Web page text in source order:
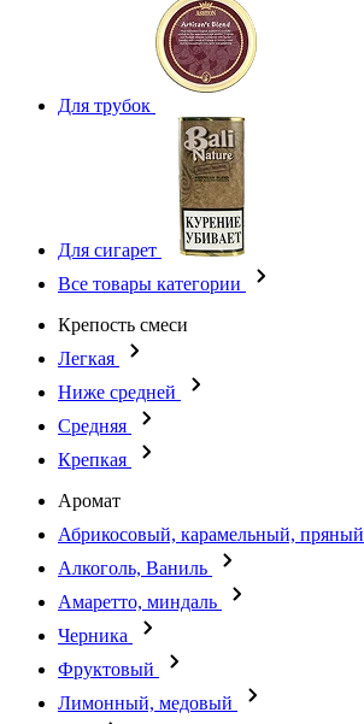
Для трубок
Для сигарет
Все товары категории
Крепость смеси
Легкая
Ниже средней
Средняя
Крепкая
Аромат
Абрикосовый, карамельный, пряный
Алкоголь, Ваниль
Амаретто, миндаль
Черника
Фруктовый
Лимонный, медовый